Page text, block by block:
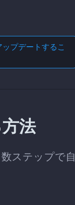
プデートする こ
法
ステップで自